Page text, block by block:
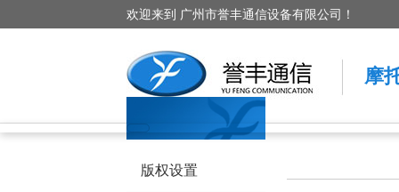
欢迎来到 广州市誉丰通信设备有限公司！
摩
版权设置